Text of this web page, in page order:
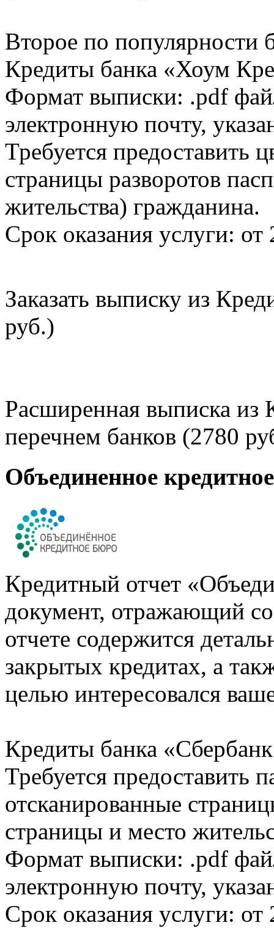
Второе по популярности
Кредиты банка «Хоум
Формат выписки: .pdf
электронную почту,
Требуется предоставить
страницы разворотов
жительства) гражданина.
Срок оказания услуги: от
Заказать выписку из
руб.)
Расширенная выписка из
перечнем банков (2780
Объединенное
Кредитный отчет
документ, отражающий
отчете содержится
закрытых кредитах, а
целью интересовался
Кредиты банка
Требуется предоставить
отсканированные
страницы и место
Формат выписки: .pdf
электронную почту,
Срок оказания услуги: от